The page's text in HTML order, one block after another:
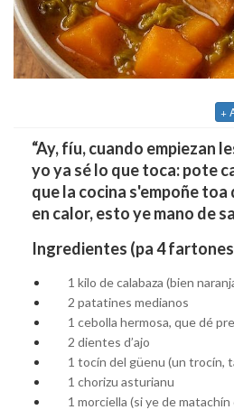
+
“Ay, fíu, cuando empiezan
yo ya sé lo que toca: pote
que la cocina s'empoñe
en calor, esto ye mano de
Ingredientes (pa 4
1 kilo de calabaza (bien
2 patatines medianos
1 cebolla hermosa, que dé
2 dientes d’ajo
1 tocín del güenu (un trocín,
1 chorizu asturianu
1 morciella (si ye de